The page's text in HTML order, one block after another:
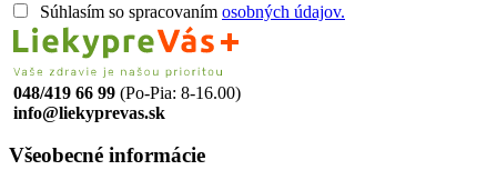
Súhlasím so spracovaním osobných údajov.
048/419 66 99 (Po-Pia: 8-16.00)
info@liekyprevas.sk
Všeobecné informácie